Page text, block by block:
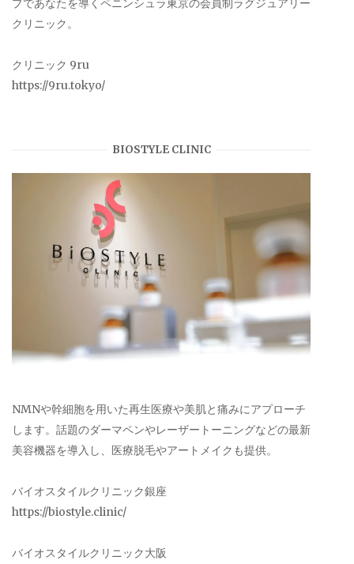
プであなたを導くペニンシュラ東京の会員制ラグジュアリー
クリニック。
クリニック 9ru
https://9ru.tokyo/
BIOSTYLE CLINIC
NMNや幹細胞を用いた再生医療や美肌と痛みにアプローチ
します。話題のダーマペンやレーザートーニングなどの最新
美容機器を導入し、医療脱毛やアートメイクも提供。
バイオスタイルクリニック銀座
https://biostyle.clinic/
バイオスタイルクリニック大阪